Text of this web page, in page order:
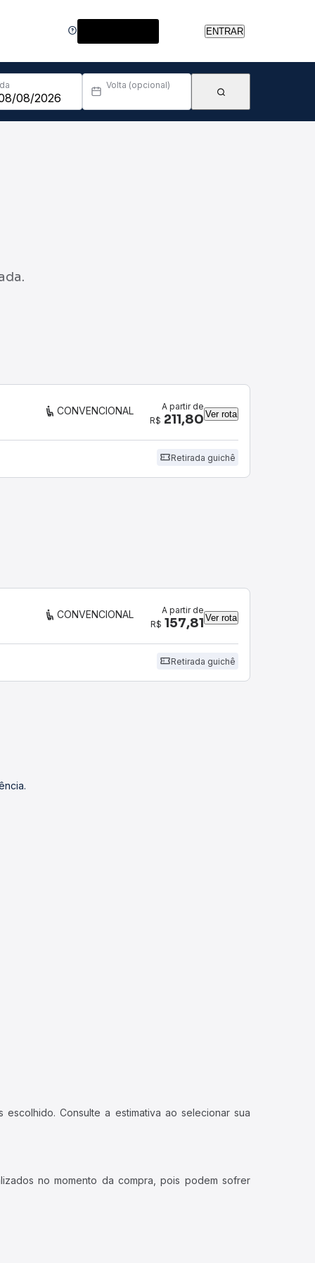
ENTRAR
Volta (opcional)
CONVENCIONAL
A partir de
R$ 211,80 Ver rota
Retirada guichê
CONVENCIONAL
A partir de
R$ 157,81 Ver rota
Retirada guichê
Consulte a estimativa ao selecionar sua
no momento da compra, pois podem sofrer